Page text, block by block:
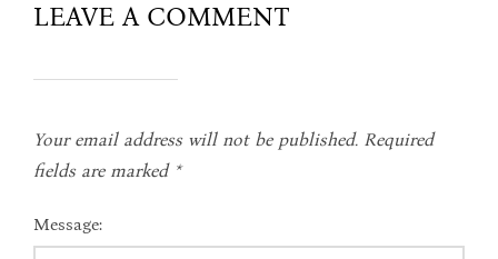
LEAVE A COMMENT
Your email address will not be published. Required
fields are marked *
Message: